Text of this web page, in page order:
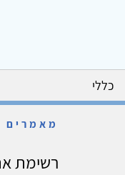
כללי
מאמרים
רשימת